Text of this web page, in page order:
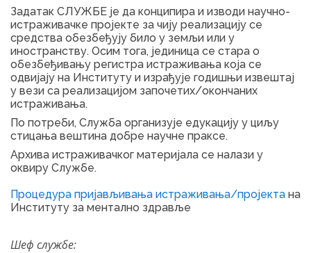
Задатак СЛУЖБЕ је да конципира и изводи научно-
истраживачке пројекте за чију реализацију се
средства обезбеђују било у земљи или у
иностранству. Осим тога, јединица се стара о
обезбеђивању регистра истраживања која се
одвијају на Институту и израђује годишњи извештај
у вези са реализацијом започетих/окончаних
истраживања.
По потреби, Служба организује едукацију у циљу
стицања вештина добре научне праксе.
Архива истраживачког материјала се налази у
оквиру Службе.
Процедура пријављивања истраживања/пројекта на
Институту за ментално здравље
Шеф службе: